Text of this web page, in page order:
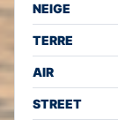
NEIGE
TERRE
AIR
STREET